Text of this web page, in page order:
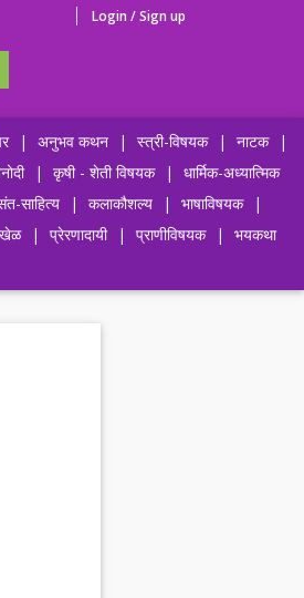
Login / Sign up
| अनुभव कथन | स्त्री-विषयक | नाटक
|
| कृषी - शेती विषयक |
धार्मिक-अध्यात्मिक
साहित्य | कलाकौशल्य | भाषाविषयक
|
खेळ | प्रेरणादायी | प्राणीविषयक | भयकथा